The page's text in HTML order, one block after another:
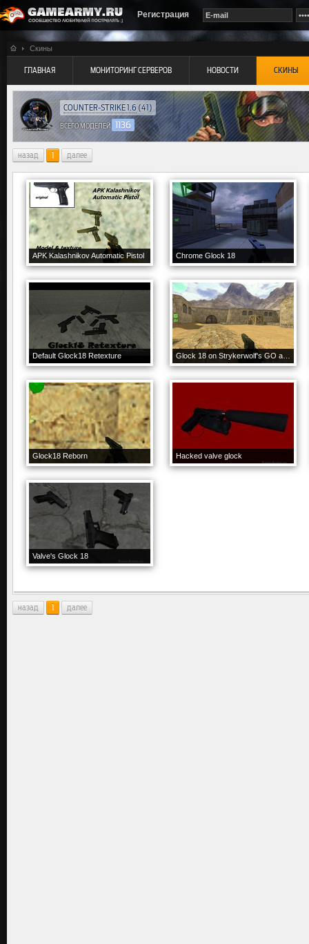
Регистрация
Скины
ГЛАВНАЯ МОНИТОРИНГ СЕРВЕРОВ НОВОСТИ СКИНЫ
COUNTER-STRIKE 1.6 (41)
ВСЕГО МОДЕЛЕЙ 1136
назад 1 далее
APK Kalashnikov Automatic Pistol Chrome Glock 18
Default Glock18 Retexture
Glock18 Reborn Hacked valve glock
Valve's Glock 18
назад 1 далее